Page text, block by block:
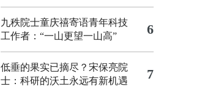
九秩院士童庆禧寄语青年科技
工作者：“一山更望一山高”
6
低垂的果实已摘尽？宋保亮院
士：科研的沃土永远有新机遇
7